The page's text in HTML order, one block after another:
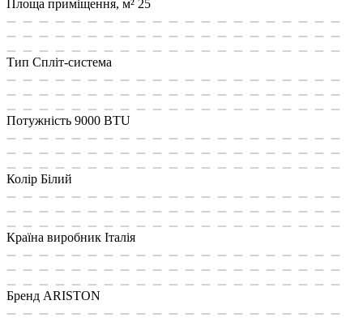
Площа приміщення, м² 25
Тип Спліт-система
Потужність 9000 BTU
Колір Білий
Країна виробник Італія
Бренд ARISTON